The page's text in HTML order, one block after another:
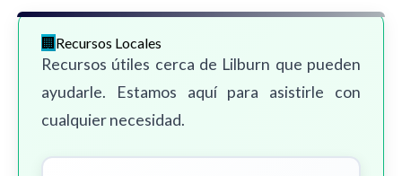
Recursos Locales
Recursos útiles cerca de Lilburn que pueden
ayudarle. Estamos aquí para asistirle con
cualquier necesidad.